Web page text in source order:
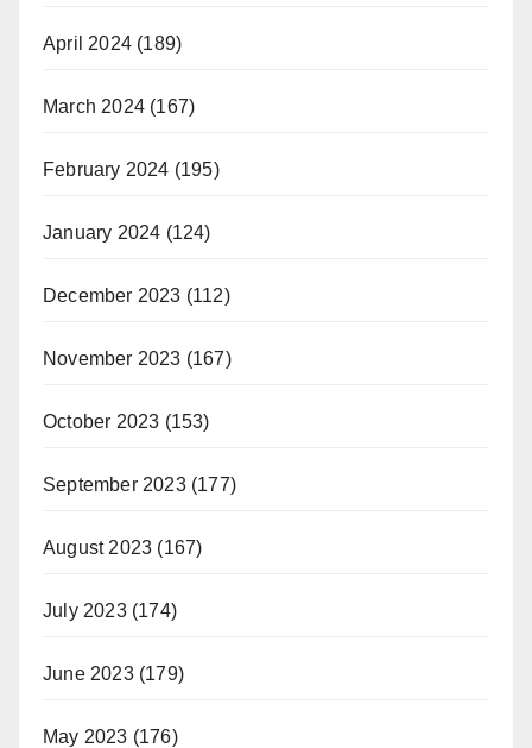
April 2024 (189)
March 2024 (167)
February 2024 (195)
January 2024 (124)
December 2023 (112)
November 2023 (167)
October 2023 (153)
September 2023(177)
August 2023 (167)
July 2023(174)
June 2023(179)
May 2023 (176)